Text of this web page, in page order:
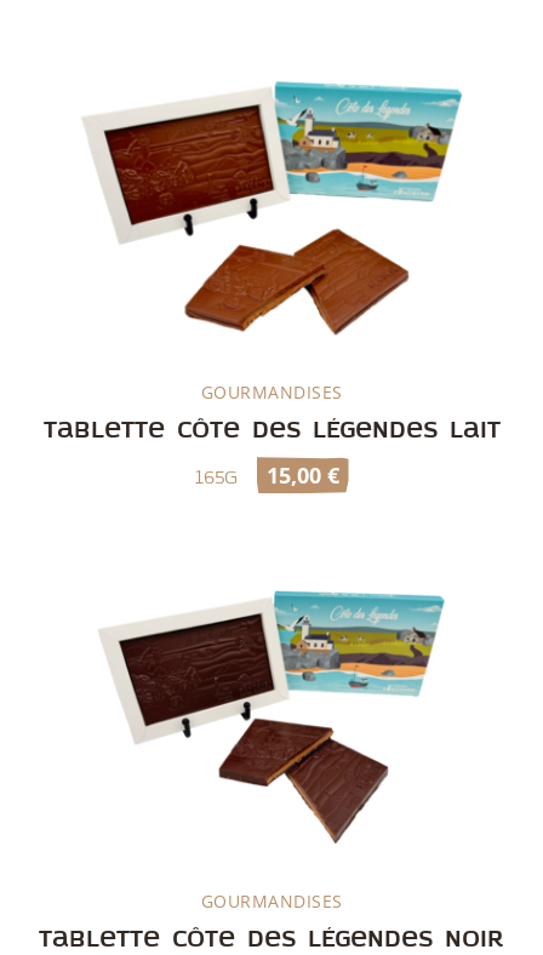
Découvrir
Tablette Côte des Légendes Lait
GOURMANDISES
165g 15,00 €
Découvrir
Tablette Côte des Légendes Noir
GOURMANDISES